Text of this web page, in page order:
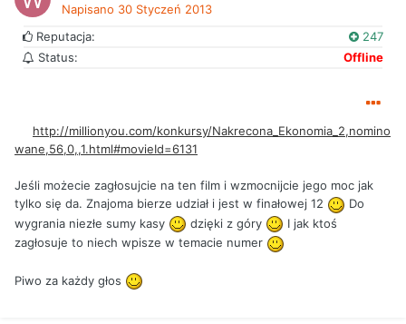
Napisano 30 Styczeń 2013
Reputacja:
247
Status:
Offline
http://millionyou.com/konkursy/Nakrecona_Ekonomia_2,nomino
wane,56,0,,1.html#movieId=6131
Jeśli możecie zagłosujcie na ten film i wzmocnijcie jego moc jak
tylko się da. Znajoma bierze udział i jest w finałowej 12
Do
wygrania niezłe sumy kasy
dzięki z góry
I jak ktoś
zagłosuje to niech wpisze w temacie numer
Piwo za każdy głos